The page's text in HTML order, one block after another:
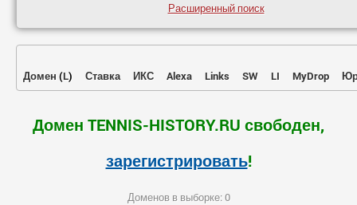
Расширенный поиск
Домен (L) Ставка ИКС Alexa Links SW LI MyDrop
Домен TENNIS-HISTORY.RU свободен,
зарегистрировать!
Доменов в выборке: 0